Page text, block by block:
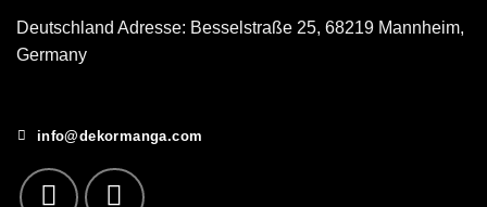
Deutschland Adresse: Besselstraße 25, 68219 Mannheim,
Germany
info@dekormanga.com